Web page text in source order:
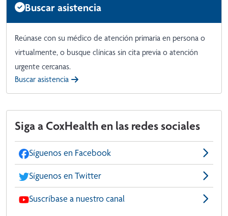
Buscar asistencia
Reúnase con su médico de atención primaria en persona o
virtualmente, o busque clínicas sin cita previa o atención
urgente cercanas.
Buscar asistencia
Siga a CoxHealth en las redes sociales
Síguenos en Facebook
Síguenos en Twitter
Suscríbase a nuestro canal